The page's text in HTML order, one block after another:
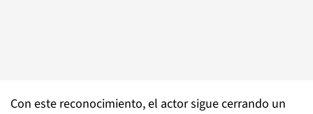
Con este reconocimiento, el actor sigue cerrando un